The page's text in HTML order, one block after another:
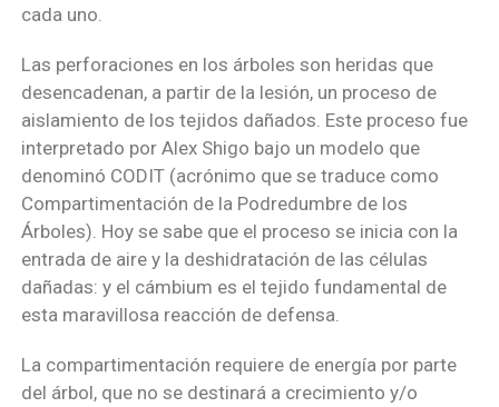
cada uno.
Las perforaciones en los árboles son heridas que
desencadenan, a partir de la lesión, un proceso de
aislamiento de los tejidos dañados. Este proceso fue
interpretado por Alex Shigo bajo un modelo que
denominó CODIT (acrónimo que se traduce como
Compartimentación de la Podredumbre de los
Árboles). Hoy se sabe que el proceso se inicia con la
entrada de aire y la deshidratación de las células
dañadas: y el cámbium es el tejido fundamental de
esta maravillosa reacción de defensa.
La compartimentación requiere de energía por parte
del árbol, que no se destinará a crecimiento y/o